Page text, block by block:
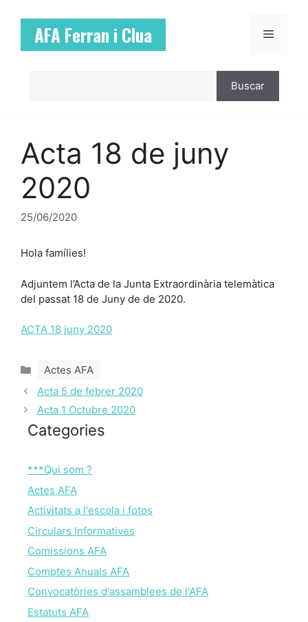
contingutAFA Ferran i Clua Menú
Buscar
Acta 18 de juny
2020
25/06/2020
Hola famílies!
Adjuntem l’Acta de la Junta Extraordinària telemàtica
del passat 18 de Juny de de 2020.
ACTA 18 juny 2020
Categories
Actes AFA
Acta 5 de febrer 2020
Acta 1 Octubre 2020
Categories
***Qui som ?
Actes AFA
Activitats a l'escola i fotos
Circulars Informatives
Comissions AFA
Comptes Anuals AFA
Convocatòries d'assamblees de l'AFA
Estatuts AFA